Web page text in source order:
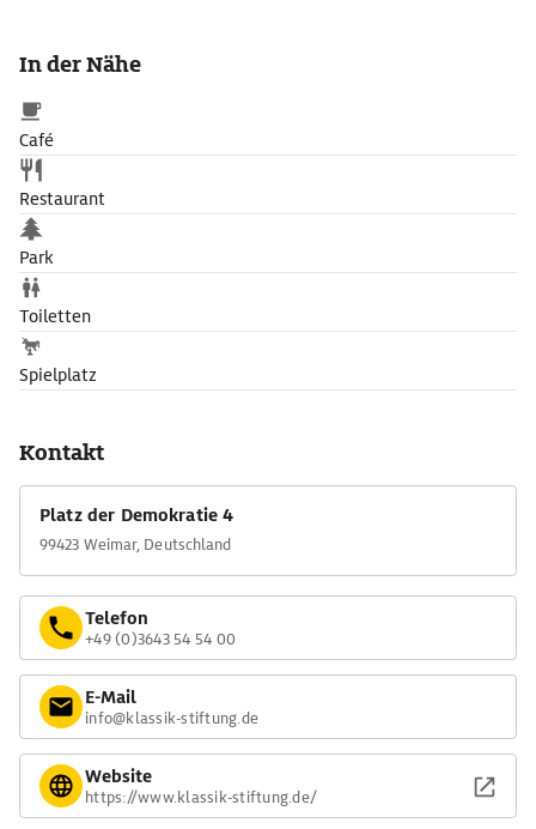
wird, aus vier umlaufenden Büchergalerien. Über das unterhalb
des Platzes der Demokratie gelegene zweistöckige
Tiefmagazin, das Kapazitäten für eine Millionen Bücher bietet,
ist das Studienzentrum mit dem Stammhaus verbunden.
In der Nähe
Café
Restaurant
Park
Toiletten
Spielplatz
Kontakt
Platz der Demokratie 4
99423 Weimar, Deutschland
Telefon
+49 (0)3643 54 54 00
E-Mail
info@klassik-stiftung.de
Website
https://www.klassik-stiftung.de/